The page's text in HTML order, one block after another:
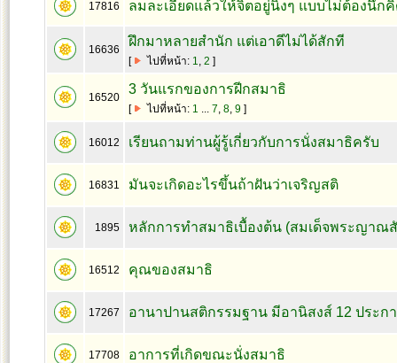
17816 ลมละเอียดแล้วให้จิตอยู่นิ่งๆ แบบไม่ต้องนึก
16636
ฝึกมาหลายสำนัก แต่เอาดีไม่ได้สักที
[ ไปที่หน้า: 1, 2 ]
16520
3 วันแรกของการฝีกสมาธิ
[ ไปที่หน้า: 1 ... 7, 8, 9]
16012 เรียนถามท่านผู้รู้เกี่ยวกับการนั่งสมาธิครับ
16831 มันจะเกิดอะไรขึ้นถ้าฝันว่าเจริญสติ
1895 หลักการทำสมาธิเบื้องต้น (สมเด็จพระญาณสั
16512 คุณของสมาธิ
17267 อานาปานสติกรรมฐาน มีอานิสงส์ 12 ประก
17708 อาการที่เกิดขณะนั่งสมาธิ